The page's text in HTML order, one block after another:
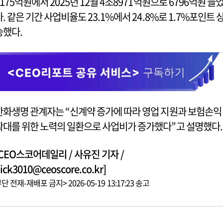
. 같은 기간 사업비율도 23.1%에서 24.8%로 1.7%포인트
했다.
화생명 관계자는 “신계약 증가에 따라 영업 지원과 보험손익
대를 위한 노력의 일환으로 사업비가 증가했다”고 설명했다.
스코어데일리 / 사유진 기자 /
전재-재배포 금지> 2026-05-19 13:17:23 송고